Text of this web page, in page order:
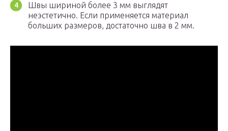
Швы шириной более 3 мм выглядят
неэстетично. Если применяется материал
больших размеров, достаточно шва в 2 мм.